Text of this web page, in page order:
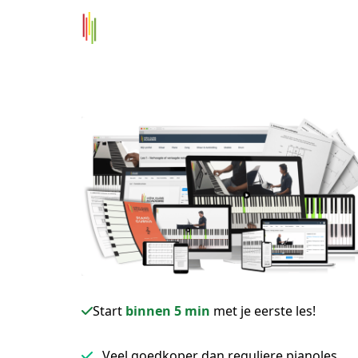
Start binnen 5 min met je eerste les!